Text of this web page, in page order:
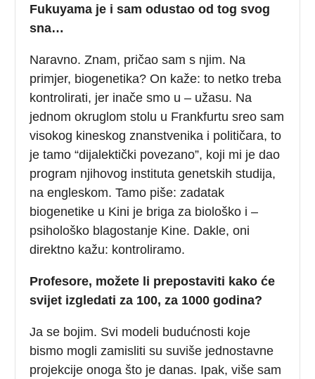
Fukuyama je i sam odustao od tog svog
sna…
Naravno. Znam, pričao sam s njim. Na
primjer, biogenetika? On kaže: to netko treba
kontrolirati, jer inače smo u – užasu. Na
jednom okruglom stolu u Frankfurtu sreo sam
visokog kineskog znanstvenika i političara, to
je tamo “dijalektički povezano”, koji mi je dao
program njihovog instituta genetskih studija,
na engleskom. Tamo piše: zadatak
biogenetike u Kini je briga za biološko i –
psihološko blagostanje Kine. Dakle, oni
direktno kažu: kontroliramo.
Profesore, možete li prepostaviti kako će
svijet izgledati za 100, za 1000 godina?
Ja se bojim. Svi modeli budućnosti koje
bismo mogli zamisliti su suviše jednostavne
projekcije onoga što je danas. Ipak, više sam